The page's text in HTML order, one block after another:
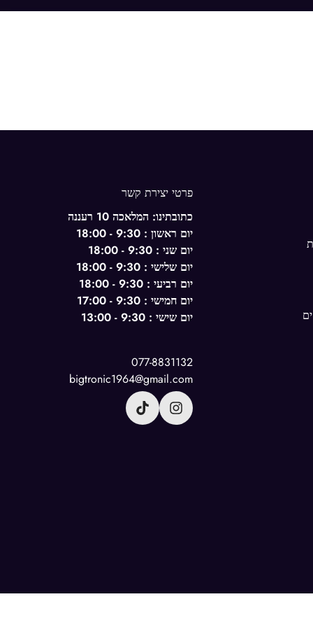
פרטי יצירת קשר
כתובתינו: המלאכה 10 רעננה
יום ראשון : 9:30 - 18:00
יום שני : 9:30 - 18:00
יום שלישי : 9:30 - 18:00
יום רביעי : 9:30 - 18:00
יום חמישי : 9:30 - 17:00
יום שישי : 9:30 - 13:00
077-8831132
bigtronic1964@gmail.com